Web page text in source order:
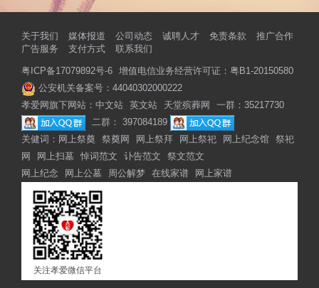
关于我们 媒体报道 公司动态 诚聘人才 免责条款
推广合作
广告服务
支付方式 联系我们
粤ICP备17079892号-6 增值电信业务经营许可证：粤B1-20150580
公安机关备案号：44040302000222
孝爱网旗下网站： 中文站 英文站 天堂殡葬网
一群：35217730
二群： 397084189
关健词： 网上祭奠 祭奠网 网上祭拜 网上祭祀 网上纪念馆 祭祀
网
网上扫墓 悼词范文 讣告范文
祭文范文
网上纪念
网上公墓 周公解梦 在线家谱 网上家谱
关注孝爱微信平台